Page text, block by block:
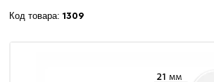
Код товара: 1309